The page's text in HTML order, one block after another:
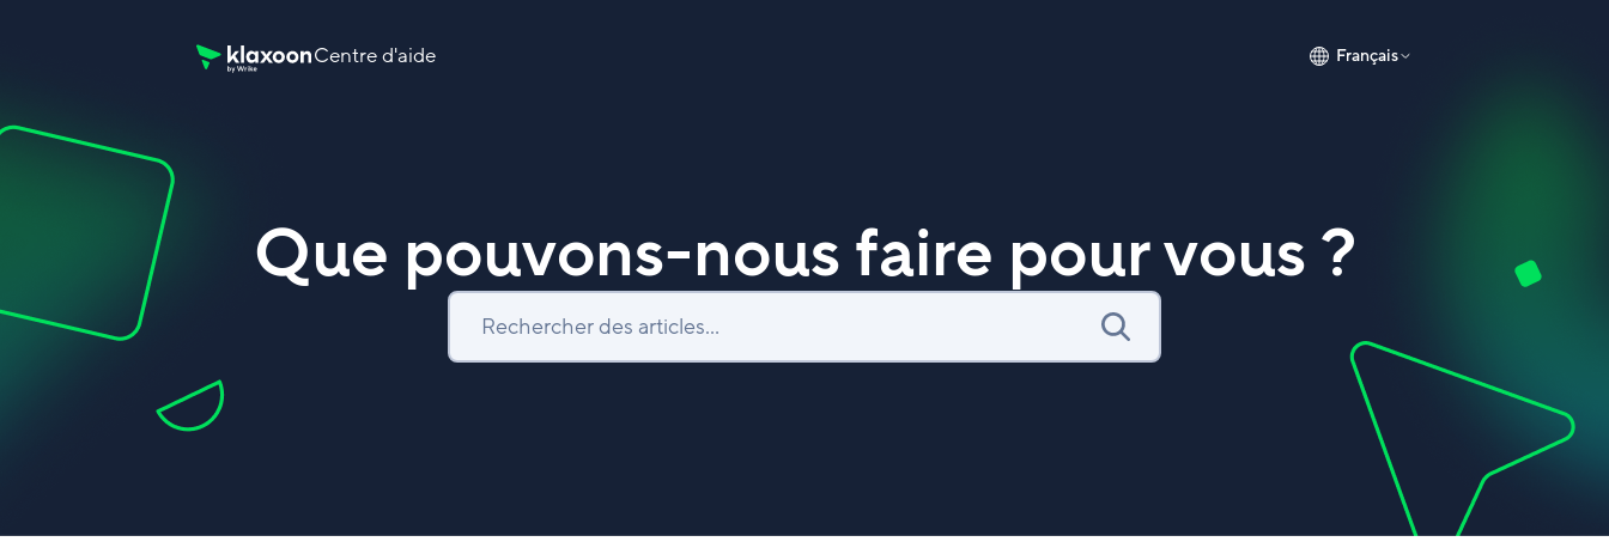
Centre d'aide Français
Que pouvons-nous faire pour vous ?